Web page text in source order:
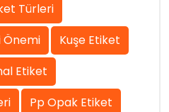
Türleri
Kuşe Etiket
Etiket
Pp Opak Etiket